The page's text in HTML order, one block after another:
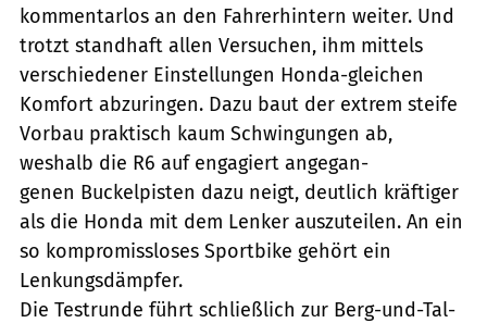
kommentarlos an den Fahrerhintern weiter. Und
trotzt standhaft allen Versuchen, ihm mittels
verschiedener Einstellungen Honda-gleichen
Komfort abzuringen. Dazu baut der extrem steife
Vorbau praktisch kaum Schwingungen ab,
weshalb die R6 auf engagiert angegan-
genen Buckelpisten dazu neigt, deutlich kräftiger
als die Honda mit dem Lenker auszuteilen. An ein
so kompromissloses Sportbike gehört ein
Lenkungsdämpfer.
Die Testrunde führt schließlich zur Berg-und-Tal-